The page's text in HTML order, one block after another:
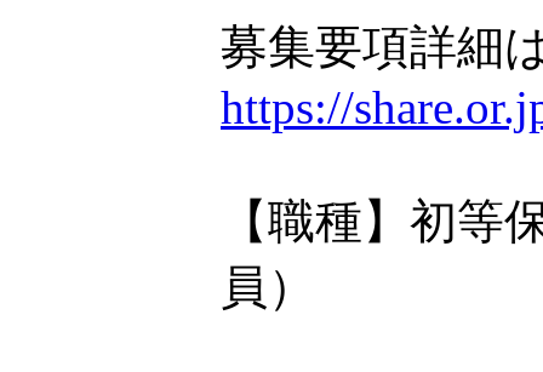
募集要項詳細
https://
【職種】初
員）